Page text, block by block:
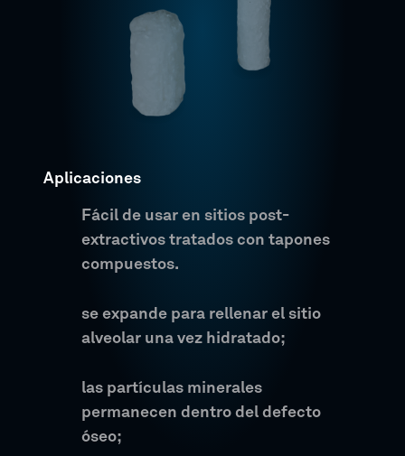
Aplicaciones
Fácil de usar en sitios post-
extractivos tratados con tapones
compuestos.
se expande para rellenar el sitio
alveolar una vez hidratado;
las partículas minerales
permanecen dentro del defecto
óseo;